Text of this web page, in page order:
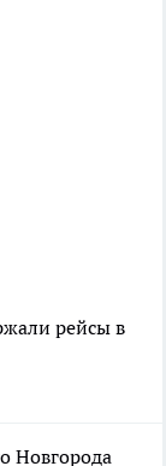
рейсы в
Новгорода